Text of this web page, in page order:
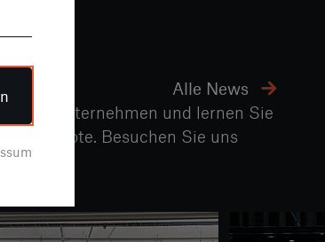
Alle News
Unternehmen und lernen Sie
Angebote. Besuchen Sie uns